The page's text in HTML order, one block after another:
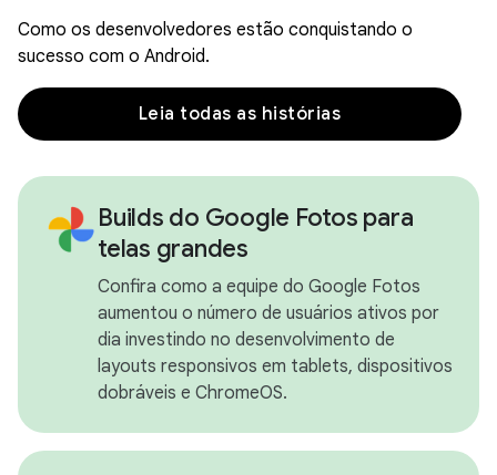
Como os desenvolvedores estão conquistando o
sucesso com o Android.
Leia todas as histórias
Builds do Google Fotos para
telas grandes
Confira como a equipe do Google Fotos
aumentou o número de usuários ativos por
dia investindo no desenvolvimento de
layouts responsivos em tablets, dispositivos
dobráveis e ChromeOS.